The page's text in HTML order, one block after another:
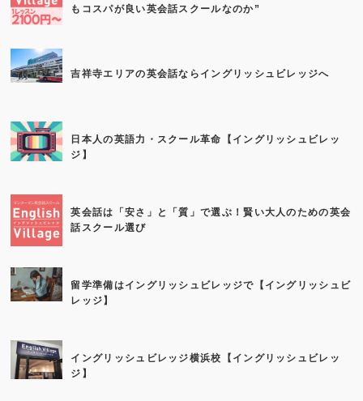
もコスパが良い英会話スクールなのか”
吉祥寺エリアの英会話ならイングリッシュビレッジへ
日本人の英語力・スクール革命【イングリッシュビレッ
ジ】
英会話は「安さ」と「質」で選ぶ！賢い大人のための英会
話スクール選び
留学準備はイングリッシュビレッジで【イングリッシュビ
レッジ】
イングリッシュビレッジ横浜校【イングリッシュビレッ
ジ】